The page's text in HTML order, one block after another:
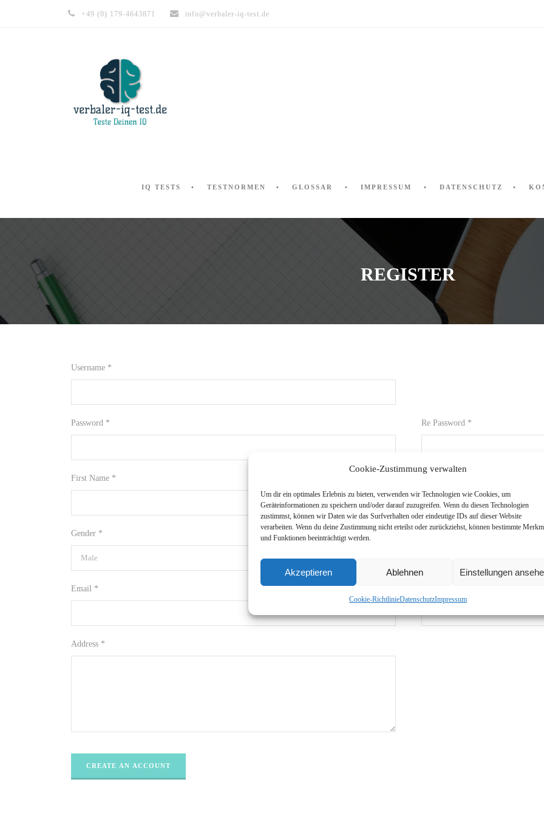
Cookie-Zustimmung verwalten
Um dir ein optimales Erlebnis zu bieten, verwenden wir Technologien wie Cookies, um
Geräteinformationen zu speichern und/oder darauf zuzugreifen. Wenn du diesen Technologien
zustimmst, können wir Daten wie das Surfverhalten oder eindeutige IDs auf dieser Website
verarbeiten. Wenn du deine Zustimmung nicht erteilst oder zurückziehst, können bestimmte
und Funktionen beeinträchtigt werden.
Akzeptieren Ablehnen Einstellungen
Cookie-RichtlinieDatenschutzImpressum
+49 (0) 179-4643871 info@verbaler-iq-test.de
IQ TESTS TESTNORMEN GLOSSAR IMPRESSUM DATENSCHUTZ
REGISTER
Username *
Password * Re Password *
First Name *
Gender *
Email *
Address *